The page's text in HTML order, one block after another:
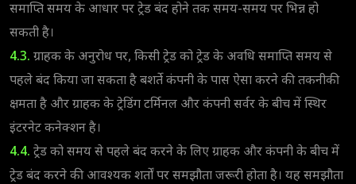
समाप्ति समय के आधार पर ट्रेड बंद होने तक समय-समय पर भिन्न हो
सकती है।
4.3. ग्राहक के अनुरोध पर, किसी ट्रेड को ट्रेड के अवधि समाप्ति समय से
पहले बंद किया जा सकता है बशर्ते कंपनी के पास ऐसा करने की तकनीकी
क्षमता है और ग्राहक के ट्रेडिंग टर्मिनल और कंपनी सर्वर के बीच में स्थिर
इंटरनेट कनेक्शन है।
4.4. ट्रेड को समय से पहले बंद करने के लिए ग्राहक और कंपनी के बीच में
ट्रेड बंद करने की आवश्यक शर्तों पर समझौता जरूरी होता है। यह समझौता